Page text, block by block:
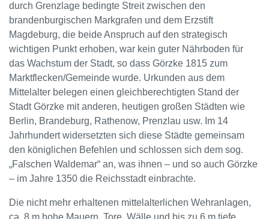
durch Grenzlage bedingte Streit zwischen den
brandenburgischen Markgrafen und dem Erzstift
Magdeburg, die beide Anspruch auf den strategisch
wichtigen Punkt erhoben, war kein guter Nährboden für
das Wachstum der Stadt, so dass Görzke 1815 zum
Marktflecken/Gemeinde wurde. Urkunden aus dem
Mittelalter belegen einen gleichberechtigten Stand der
Stadt Görzke mit anderen, heutigen großen Städten wie
Berlin, Brandeburg, Rathenow, Prenzlau usw. Im 14
Jahrhundert widersetzten sich diese Städte gemeinsam
den königlichen Befehlen und schlossen sich dem sog.
„Falschen Waldemar“ an, was ihnen – und so auch Görzke
– im Jahre 1350 die Reichsstadt einbrachte.
Die nicht mehr erhaltenen mittelalterlichen Wehranlagen,
ca. 8 m hohe Mauern, Tore, Wälle und bis zu 6 m tiefe